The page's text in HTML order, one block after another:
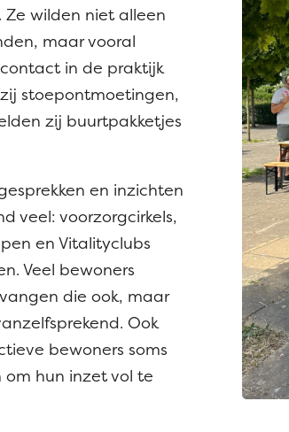
wilden niet alleen
maar vooral
in de praktijk
stoepontmoetingen,
zij buurtpakketjes
en inzichten
veel: voorzorgcirkels,
en Vitalityclubs
Veel bewoners
die ook, maar
Ook
bewoners soms
hun inzet vol te